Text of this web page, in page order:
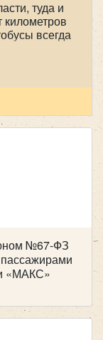
туда и
километров
всегда
главное,
это были
Юрий
им и
№67-ФЗ
пассажирами
«МАКС»